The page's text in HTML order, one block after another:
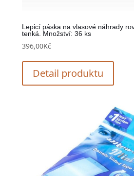
Lepicí páska na vlasové náhrady
tenká. Množství: 36 ks
396,00Kč
Detail produktu